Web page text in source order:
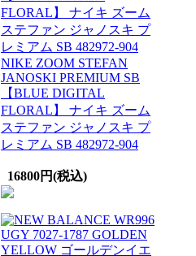
NIKE ZOOM STEFAN
JANOSKI PREMIUM SB
【BLUE DIGITAL
FLORAL】 ナイキ ズーム
ステファン ジャノスキ プ
レミアム SB 482972-904
16800円(税込)